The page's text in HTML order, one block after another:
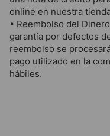
online en nuestra
• Reembolso del
garantía por defectos
reembolso se
pago utilizado en la
hábiles.